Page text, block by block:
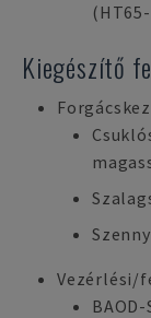
Kiegészítő
Vezérlési/